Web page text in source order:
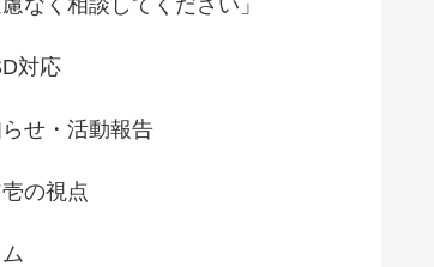
対応
せ・活動報告
の視点